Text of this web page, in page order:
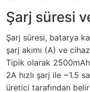
Şarj süresi
Şarj süresi, batarya
şarj akımı (A) ve
Tipik olarak
2A hızlı şarj ile ~1.5
üretici tarafından